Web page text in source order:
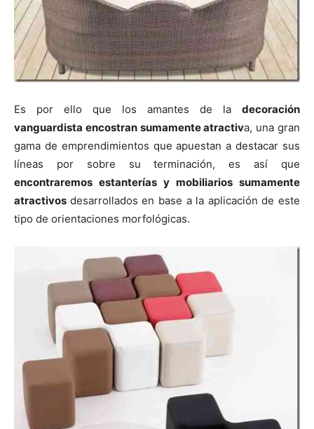
Es por ello que los amantes de la decoración
vanguardista encostran sumamente atractiva, una gran
gama de emprendimientos que apuestan a destacar sus
líneas por sobre su terminación, es así que
encontraremos estanterías y mobiliarios sumamente
atractivos desarrollados en base a la aplicación de este
tipo de orientaciones morfológicas.